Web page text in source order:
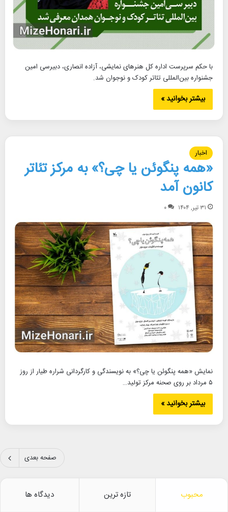
با حکم سرپرست اداره کل هنرهای نمایشی، آزاده انصاری، دبیرسی امین
جشنواره بین‌المللی تئاتر کودک و نوجوان شد.
بیشتر بخوانید »
اخبار
«همه پنگوئن یا چی؟» به مرکز تئاتر
کانون آمد
۳۱ تیر, ۱۴۰۴ ۰
نمایش «همه پنگوئن یا چی؟»‌ به نویسندگی و کارگردانی شراره طیار از روز
۵ مرداد بر روی صحنه مرکز تولید…
بیشتر بخوانید »
صفحه بعدی
محبوب تازه ترین دیدگاه ها